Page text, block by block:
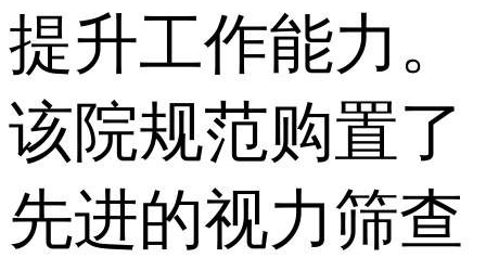
提升工作能力。
该院规范购置了
先进的视力筛查